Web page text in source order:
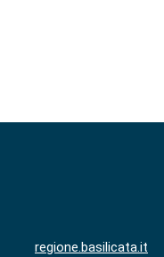
regione.basilicata.it